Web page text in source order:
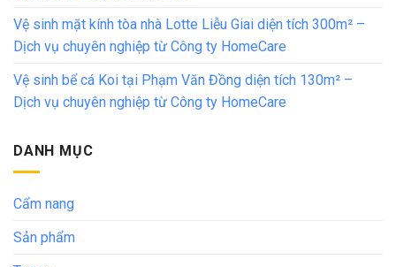
Vệ sinh mặt kính tòa nhà Lotte Liễu Giai diện tích 300m² –
Dịch vụ chuyên nghiệp từ Công ty HomeCare
Vệ sinh bể cá Koi tại Phạm Văn Đồng diện tích 130m² –
Dịch vụ chuyên nghiệp từ Công ty HomeCare
DANH MỤC
Cẩm nang
Sản phẩm